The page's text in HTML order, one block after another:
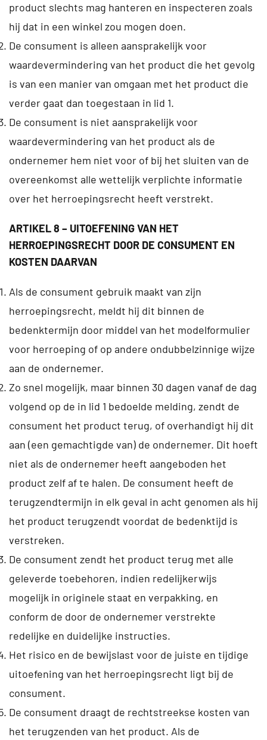
product slechts mag hanteren en inspecteren zoals
hij dat in een winkel zou mogen doen.
De consument is alleen aansprakelijk voor
waardevermindering van het product die het gevolg
is van een manier van omgaan met het product die
verder gaat dan toegestaan in lid 1.
De consument is niet aansprakelijk voor
waardevermindering van het product als de
ondernemer hem niet voor of bij het sluiten van de
overeenkomst alle wettelijk verplichte informatie
over het herroepingsrecht heeft verstrekt.
ARTIKEL 8 – UITOEFENING VAN HET
HERROEPINGSRECHT DOOR DE CONSUMENT EN
KOSTEN DAARVAN
Als de consument gebruik maakt van zijn
herroepingsrecht, meldt hij dit binnen de
bedenktermijn door middel van het modelformulier
voor herroeping of op andere ondubbelzinnige wijze
aan de ondernemer.
Zo snel mogelijk, maar binnen 30 dagen vanaf de dag
volgend op de in lid 1 bedoelde melding, zendt de
consument het product terug, of overhandigt hij dit
aan (een gemachtigde van) de ondernemer. Dit hoeft
niet als de ondernemer heeft aangeboden het
product zelf af te halen. De consument heeft de
terugzendtermijn in elk geval in acht genomen als hij
het product terugzendt voordat de bedenktijd is
verstreken.
De consument zendt het product terug met alle
geleverde toebehoren, indien redelijkerwijs
mogelijk in originele staat en verpakking, en
conform de door de ondernemer verstrekte
redelijke en duidelijke instructies.
Het risico en de bewijslast voor de juiste en tijdige
uitoefening van het herroepingsrecht ligt bij de
consument.
De consument draagt de rechtstreekse kosten van
het terugzenden van het product. Als de